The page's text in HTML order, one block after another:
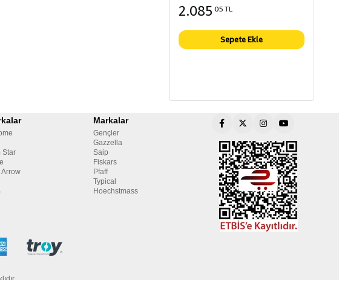
2.085 05 TL
Sepete Ekle
Star
Arrow
Markalar
Gençler
Gazzella
Saip
Fiskars
Pfaff
Typical
Hoechstmass